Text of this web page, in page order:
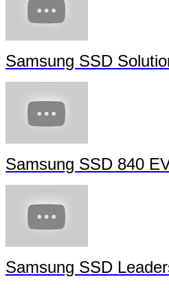
Samsung Memory
Samsung VNAND PR
Samsung SSD